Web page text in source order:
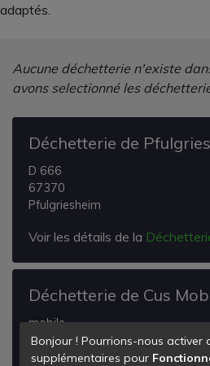
adaptés.
Aucune déchetterie n'existe
avons selectionné les
Déchetterie de
D 666
67370
Pfulgriesheim
Voir les détails de la
Déchetterie de Cus
mobile
67000
Strasbourg
Bonjour ! Pourrions-nous activer
supplémentaires pour